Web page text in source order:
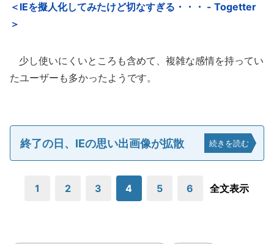
＜IEを擬人化してみたけど切なすぎる・・・ - Togetter
＞
少し使いにくいところも含めて、複雑な感情を持ってい
たユーザーも多かったようです。
終了の日、IEの思い出画像が拡散 続きを読む
1 2 3 4 5 6 全文表示